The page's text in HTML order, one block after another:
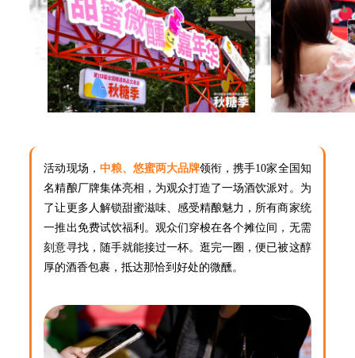
活动现场， 中粮、悠蜜两大品牌领衔 ，携手10家全国知
名精酿厂牌集体亮相，为观众打造了一场酒饮派对。为
了让更多人解锁甜蜜滋味、感受精酿魅力，所有商家统
一推出免费试饮福利。观众们穿梭在各个摊位间，无需
刻意寻找，随手就能接过一杯。逛完一圈，便已被这醇
厚的酒香包裹，抵达那恰到好处的微醺。